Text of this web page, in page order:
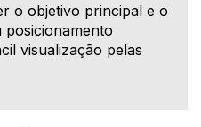
o objetivo principal e o
posicionamento
visualização pelas